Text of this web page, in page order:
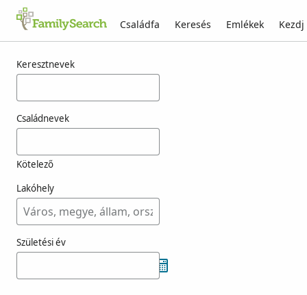
Családfa Keresés Emlékek
Keresztnevek
Családnevek
Kötelező
Lakóhely
Születési év